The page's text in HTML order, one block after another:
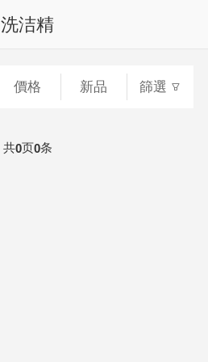
洗洁精
價格 新品 篩選
共0页0条